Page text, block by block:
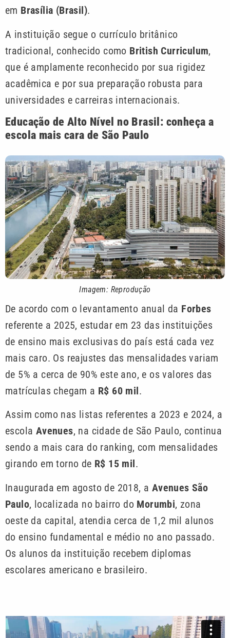
em Brasília (Brasil).
A instituição segue o currículo britânico
tradicional, conhecido como British Curriculum,
que é amplamente reconhecido por sua rigidez
acadêmica e por sua preparação robusta para
universidades e carreiras internacionais.
Educação de Alto Nível no Brasil: conheça a
escola mais cara de São Paulo
Imagem: Reprodução
De acordo com o levantamento anual da Forbes
referente a 2025, estudar em 23 das instituições
de ensino mais exclusivas do país está cada vez
mais caro. Os reajustes das mensalidades variam
de 5% a cerca de 90% este ano, e os valores das
matrículas chegam a R$ 60 mil.
Assim como nas listas referentes a 2023 e 2024, a
escola Avenues, na cidade de São Paulo, continua
sendo a mais cara do ranking, com mensalidades
girando em torno de R$ 15 mil.
Inaugurada em agosto de 2018, a Avenues São
Paulo, localizada no bairro do Morumbi, zona
oeste da capital, atendia cerca de 1,2 mil alunos
do ensino fundamental e médio no ano passado.
Os alunos da instituição recebem diplomas
escolares americano e brasileiro.